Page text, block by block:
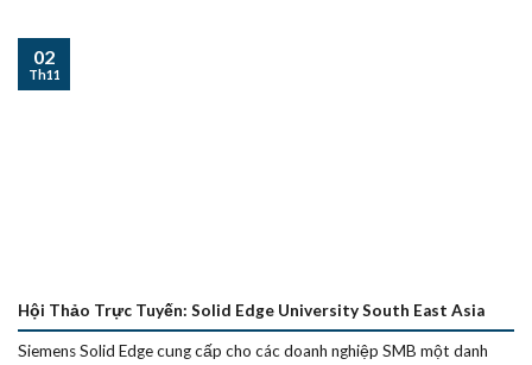
Hội Thảo Trực Tuyến: Solid Edge University South East Asia
Siemens Solid Edge cung cấp cho các doanh nghiệp SMB một danh
02
Th11